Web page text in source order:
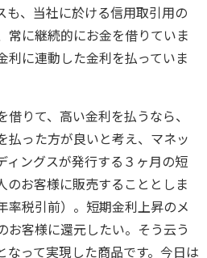
も、当社に於ける信用取引用の
常に継続的にお金を借りていま
利に連動した金利を払っていま
りて、高い金利を払うなら、
払った方が良いと考え、マネッ
ィングスが発行する３ヶ月の短
のお客様に販売することとしま
率税引前）。短期金利上昇のメ
お客様に還元したい。そう云う
なって実現した商品です。今日は